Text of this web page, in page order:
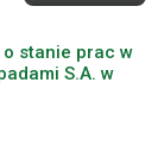
stanie prac w
S.A. w